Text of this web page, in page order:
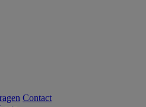
Contact